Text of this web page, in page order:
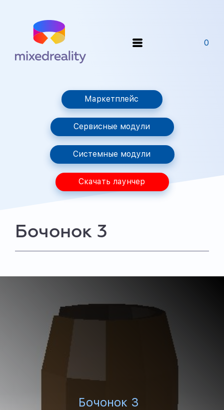
0
Маркетплейс
Сервисные модули
Системные модули
Скачать лаунчер
Бочонок 3
Бочонок 3